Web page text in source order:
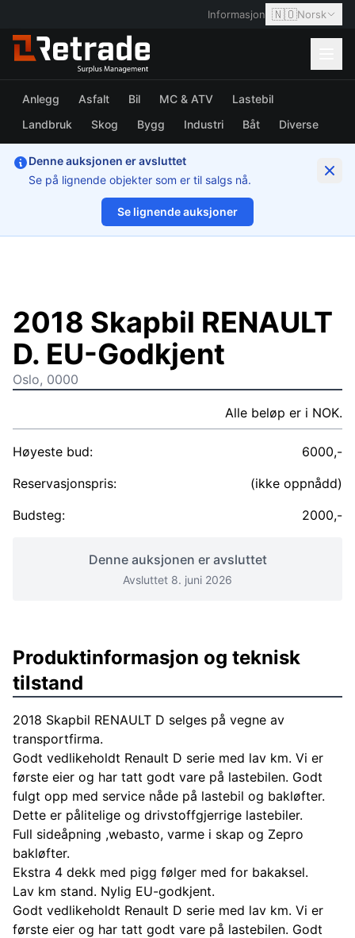
Informasjon 🇳🇴Norsk
Anlegg Asfalt Bil MC & ATV
Lastebil
Landbruk
Skog Bygg Industri Båt Diverse
Denne auksjonen er avsluttet
Se på lignende objekter som er til salgs nå.
Se lignende auksjoner
1/11
2018 Skapbil RENAULT
D. EU-Godkjent
Oslo, 0000
Alle beløp er i NOK.
Høyeste bud:
6000,-
Reservasjonspris:
(ikke oppnådd)
Budsteg:
2000,-
Denne auksjonen er avsluttet
Avsluttet 8. juni 2026
Produktinformasjon og teknisk
tilstand
2018 Skapbil RENAULT D selges på vegne av
transportfirma.
Godt vedlikeholdt Renault D serie med lav km. Vi er
første eier og har tatt godt vare på lastebilen. Godt
fulgt opp med service nåde på lastebil og bakløfter.
Dette er pålitelige og drivstoffgjerrige lastebiler.
Full sideåpning ,webasto, varme i skap og Zepro
bakløfter.
Ekstra 4 dekk med pigg følger med for bakaksel.
Lav km stand. Nylig EU-godkjent.
Godt vedlikeholdt Renault D serie med lav km. Vi er
første eier og har tatt godt vare på lastebilen. Godt